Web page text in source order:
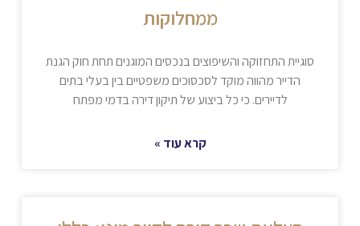
ממחלוקות
סוגיית התחזוקה והשיפוצים בנכסים המוגנים תחת חוק הגנת
הדייר מהווה מוקד לסכסוכים משפטיים בין בעלי בתים
לדיירים. כי כל ביצוע של תיקון דירה בדמי מפתח
קרא עוד »